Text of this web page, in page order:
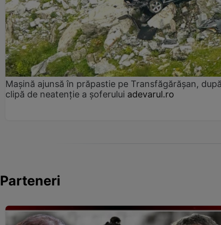
Mașină ajunsă în prăpastie pe Transfăgărășan,
clipă de neatenție a șoferului adevarul.ro
Parteneri